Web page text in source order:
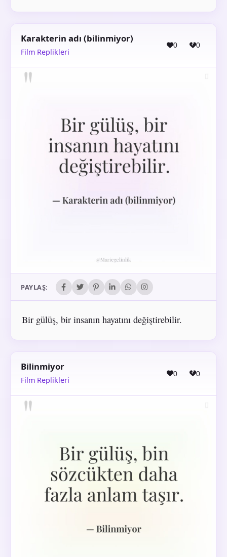
Karakterin adı (bilinmiyor)
Film Replikleri
0 0
PAYLAŞ:
Bir gülüş, bir insanın hayatını değiştirebilir.
Bilinmiyor
Film Replikleri
0 0